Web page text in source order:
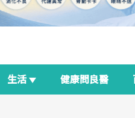
生活 健康問良醫